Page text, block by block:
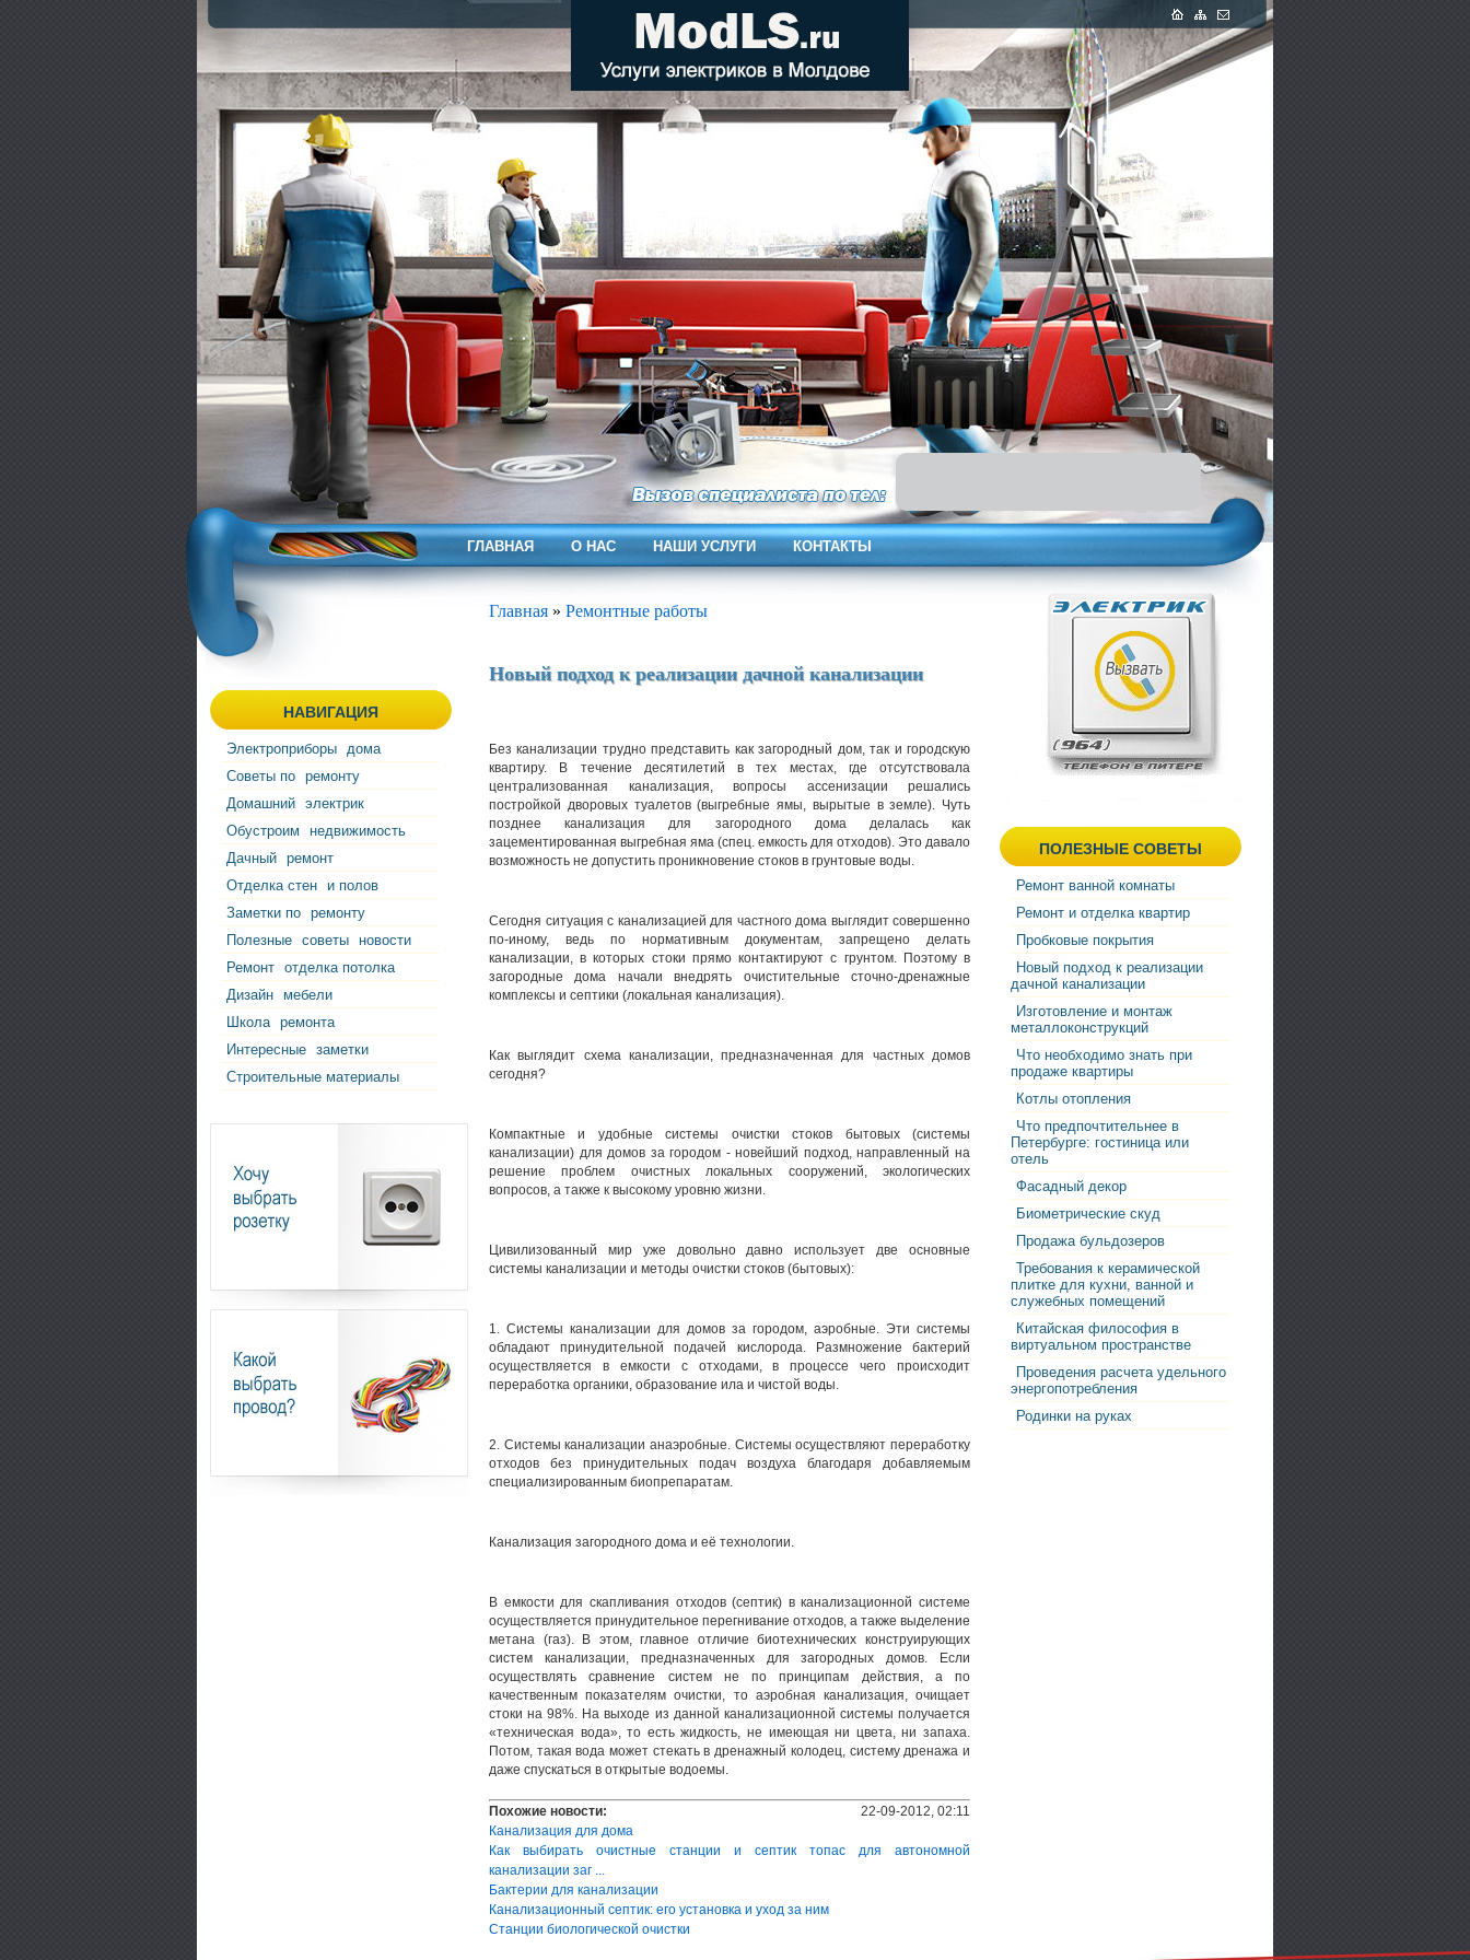
ГЛАВНАЯ О НАС НАШИ УСЛУГИ КОНТАКТЫ
НАВИГАЦИЯ
Электроприборы дома
Советы по ремонту
Домашний электрик
Обустроим
недвижимость
Дачный ремонт
Отделка стен
и полов
Заметки по ремонту
Полезные советы
новости
Ремонт отделка потолка
Дизайн
мебели
Школа ремонта
Интересные заметки
Строительные материалы
Главная » Ремонтные работы
Новый подход к реализации дачной канализации
Без канализации трудно представить как загородный дом, так и городскую
квартиру. В течение десятилетий в тех местах, где отсутствовала
централизованная канализация, вопросы ассенизации решались
постройкой дворовых туалетов (выгребные ямы, вырытые в земле). Чуть
позднее канализация для загородного дома делалась как
зацементированная выгребная яма (спец. емкость для отходов). Это давало
возможность не допустить проникновение стоков в грунтовые воды.
Сегодня ситуация с канализацией для частного дома выглядит совершенно
по-иному, ведь по нормативным документам, запрещено делать
канализации, в которых стоки прямо контактируют с грунтом. Поэтому в
загородные дома начали внедрять очистительные сточно-дренажные
комплексы и септики (локальная канализация).
Как выглядит схема канализации, предназначенная для частных домов
сегодня?
Компактные и удобные системы очистки стоков бытовых (системы
канализации) для домов за городом - новейший подход, направленный на
решение проблем очистных локальных сооружений, экологических
вопросов, а также к высокому уровню жизни.
Цивилизованный мир уже довольно давно использует две основные
системы канализации и методы очистки стоков (бытовых):
1. Системы канализации для домов за городом, аэробные. Эти системы
обладают принудительной подачей кислорода. Размножение бактерий
осуществляется в емкости с отходами, в процессе чего происходит
переработка органики, образование ила и чистой воды.
2. Системы канализации анаэробные. Системы осуществляют переработку
отходов без принудительных подач воздуха благодаря добавляемым
специализированным биопрепаратам.
Канализация загородного дома и её технологии.
В емкости для скапливания отходов (септик) в канализационной системе
осуществляется принудительное перегнивание отходов, а также выделение
метана (газ). В этом, главное отличие биотехнических конструирующих
систем канализации, предназначенных для загородных домов. Если
осуществлять сравнение систем не по принципам действия, а по
качественным показателям очистки, то аэробная канализация, очищает
стоки на 98%. На выходе из данной канализационной системы получается
«техническая вода», то есть жидкость, не имеющая ни цвета, ни запаха.
Потом, такая вода может стекать в дренажный колодец, систему дренажа и
даже спускаться в открытые водоемы.
22-09-2012, 02:11
Похожие новости:
Канализация для дома
Как выбирать очистные станции и септик топас для автономной
канализации заг ...
Бактерии для канализации
Канализационный септик: его установка и уход за ним
Станции биологической очистки
ПОЛЕЗНЫЕ СОВЕТЫ
Ремонт ванной комнаты
Ремонт и отделка квартир
Пробковые покрытия
Новый подход к реализации
дачной канализации
Изготовление и монтаж
металлоконструкций
Что необходимо знать при
продаже квартиры
Котлы отопления
Что предпочтительнее в
Петербурге: гостиница или
отель
Фасадный декор
Биометрические скуд
Продажа бульдозеров
Требования к керамической
плитке для кухни, ванной и
служебных помещений
Китайская философия в
виртуальном пространстве
Проведения расчета удельного
энергопотребления
Родинки на руках